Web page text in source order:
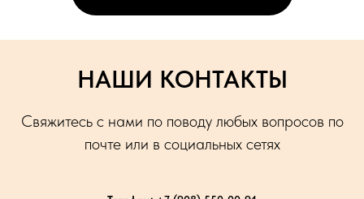
НАШИ КОНТАКТЫ
Свяжитесь с нами по поводу любых вопросов по
почте или в социальных сетях